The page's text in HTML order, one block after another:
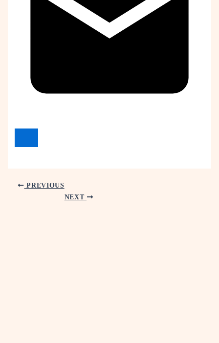
PREVIOUS
NEXT